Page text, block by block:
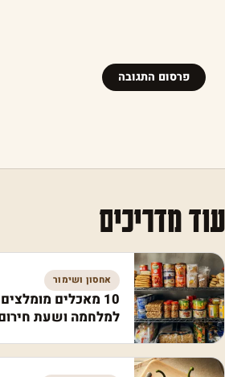
עוד מדריכים
אחסון ושימור
10 מאכלים
למלחמה ושעת